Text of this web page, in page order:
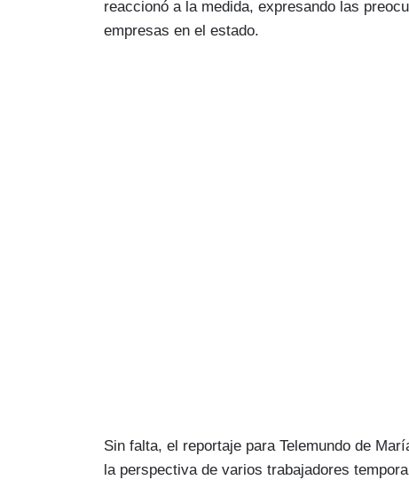
reaccionó a la medida, expresando las
empresas en el estado.
Sin falta, el reportaje para Telemundo de
la perspectiva de varios trabajadores